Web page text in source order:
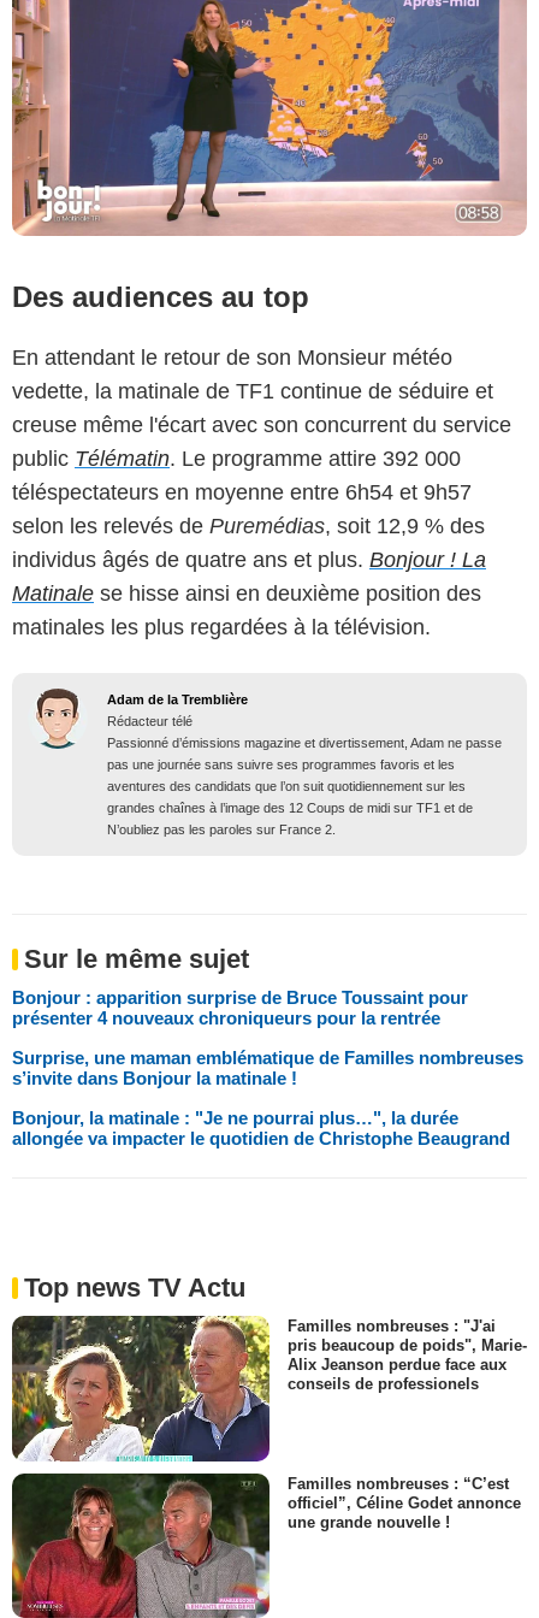
Des audiences au top
En attendant le retour de son Monsieur météo
vedette, la matinale de TF1 continue de séduire et
creuse même l'écart avec son concurrent du service
public Télématin. Le programme attire 392 000
téléspectateurs en moyenne entre 6h54 et 9h57
selon les relevés de Puremédias, soit 12,9 % des
individus âgés de quatre ans et plus. Bonjour ! La
Matinale se hisse ainsi en deuxième position des
matinales les plus regardées à la télévision.
Adam de la Tremblière
Rédacteur télé
Passionné d’émissions magazine et divertissement, Adam ne passe
pas une journée sans suivre ses programmes favoris et les
aventures des candidats que l’on suit quotidiennement sur les
grandes chaînes à l’image des 12 Coups de midi sur TF1 et de
N’oubliez pas les paroles sur France 2.
Sur le même sujet
Bonjour : apparition surprise de Bruce Toussaint pour
présenter 4 nouveaux chroniqueurs pour la rentrée
Surprise, une maman emblématique de Familles nombreuses
s’invite dans Bonjour la matinale !
Bonjour, la matinale : "Je ne pourrai plus…", la durée
allongée va impacter le quotidien de Christophe Beaugrand
Top news TV Actu
Familles nombreuses : "J'ai
pris beaucoup de poids", Marie-
Alix Jeanson perdue face aux
conseils de professionels
Familles nombreuses : “C’est
officiel”, Céline Godet annonce
une grande nouvelle !